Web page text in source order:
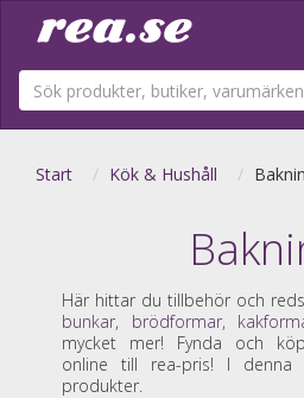
Start Kök & Hushåll
Här hittar du tillbehör och
bunkar, brödformar,
mycket mer! Fynda och
online till rea-pris! I denna
produkter.